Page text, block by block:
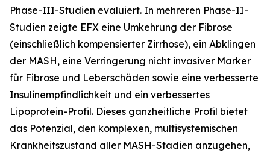
Phase-III-Studien evaluiert. In mehreren Phase-II-
Studien zeigte EFX eine Umkehrung der Fibrose
(einschließlich kompensierter Zirrhose), ein Abklingen
der MASH, eine Verringerung nicht invasiver Marker
für Fibrose und Leberschäden sowie eine verbesserte
Insulinempfindlichkeit und ein verbessertes
Lipoprotein-Profil. Dieses ganzheitliche Profil bietet
das Potenzial, den komplexen, multisystemischen
Krankheitszustand aller MASH-Stadien anzugehen,